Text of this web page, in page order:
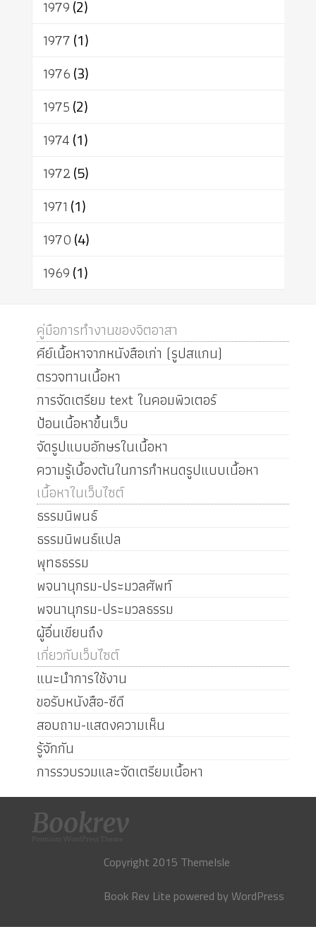
1979(2)
1977(1)
1976(3)
1975(2)
1974(1)
1972(5)
1971 (1)
1970(4)
1969(1)
คู่มือการทำงานของจิตอาสา
คีย์เนื้อหาจากหนังสือเก่า (รูปสแกน)
ตรวจทานเนื้อหา
การจัดเตรียม text ในคอมพิวเตอร์
ป้อนเนื้อหาขึ้นเว็บ
จัดรูปแบบอักษรในเนื้อหา
ความรู้เบื้องต้นในการกำหนดรูปแบบเนื้อหา
เนื้อหาในเว็บไซต์
ธรรมนิพนธ์
ธรรมนิพนธ์แปล
พุทธธรรม
พจนานุกรม-ประมวลศัพท์
พจนานุกรม-ประมวลธรรม
ผู้อื่นเขียนถึง
เกี่ยวกับเว็บไซต์
แนะนำการใช้งาน
ขอรับหนังสือ-ซีดี
สอบถาม-แสดงความเห็น
รู้จักกัน
การรวบรวมและจัดเตรียมเนื้อหา
Copyright 2015 ThemeIsle
Book Rev Lite powered byWordPress